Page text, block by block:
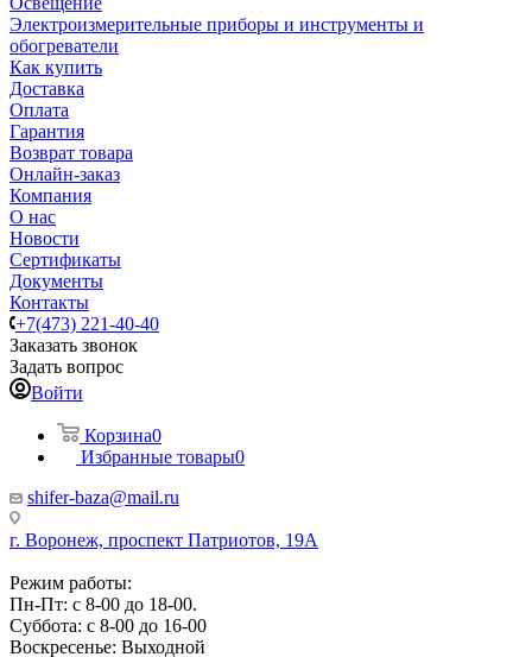
Электроизмерительные приборы и инструменты и
обогреватели
Как купить
Доставка
Оплата
Гарантия
Возврат товара
Онлайн-заказ
Компания
О нас
Новости
Сертификаты
Документы
Контакты
+7(473) 221-40-40
Заказать звонок
Задать вопрос
Войти
Корзина0
Избранные товары0
shifer-baza@mail.ru
г. Воронеж, проспект Патриотов, 19А
Режим работы:
Пн-Пт: с 8-00 до 18-00.
Суббота: с 8-00 до 16-00
Воскресенье: Выходной